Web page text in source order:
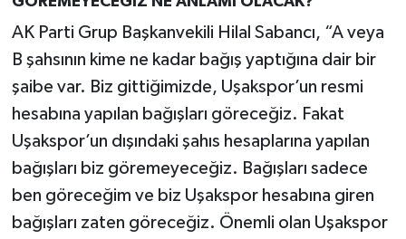
AK Parti Grup Başkanvekili Hilal Sabancı, “A veya
B şahsının kime ne kadar bağış yaptığına dair bir
şaibe var. Biz gittiğimizde, Uşakspor’un resmi
hesabına yapılan bağışları göreceğiz. Fakat
Uşakspor’un dışındaki şahıs hesaplarına yapılan
bağışları biz göremeyeceğiz. Bağışları sadece
ben göreceğim ve biz Uşakspor hesabına giren
bağışları zaten göreceğiz. Önemli olan Uşakspor